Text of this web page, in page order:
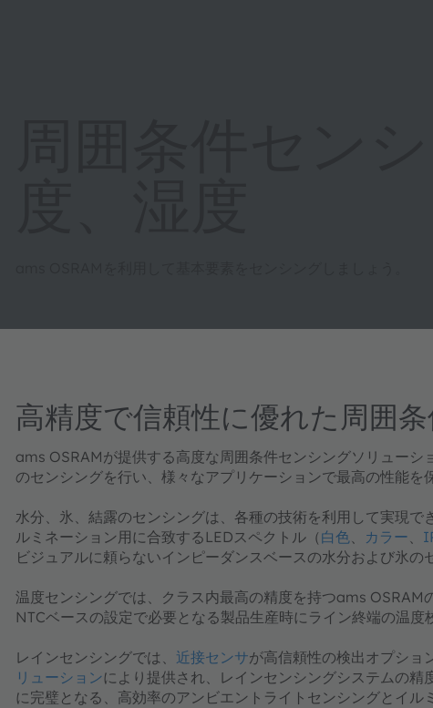
高精度で信頼性に優れた周囲
ams OSRAMが提供する高度な周囲条件センシングソリュー
のセンシングを行い、様々なアプリケーションで最高の性能を
水分、氷、結露のセンシングは、各種の技術を利用して実現で
ルミネーション用に合致するLEDスペクトル（ 白色、 カラー、
ビジュアルに頼らないインピーダンスベースの水分および氷の
温度センシングでは、クラス内最高の精度を持つams OSRAM
NTCベースの設定で必要となる製品生産時にライン終端の温度
レインセンシングでは、 近接センサが高信頼性の検出オプショ
リューションにより提供され、レインセンシングシステムの精
に完璧となる、高効率のアンビエントライトセンシングとイル